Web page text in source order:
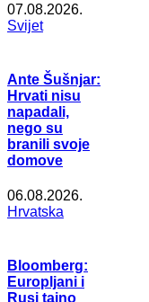
07.08.2026.
Svijet
Ante Šušnjar:
Hrvati nisu
napadali,
nego su
branili svoje
domove
06.08.2026.
Hrvatska
Bloomberg:
Europljani i
Rusi tajno